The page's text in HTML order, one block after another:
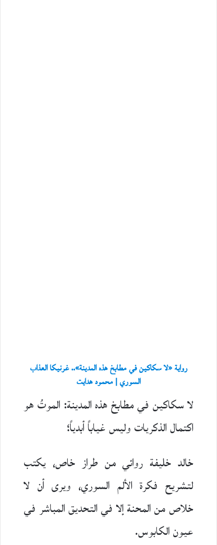
رواية «لا سكاكين في مطابخ هذه المدينة».. غرنيكا العذاب
السوري | محمود هدايت
لا سكاكين في مطابخ هذه المدينة: الموتُ هو
اكتمال الذكريات وليس غياباً أبدياً؛
خالد خليفة روائي من طراز خاص، يكتب
لتشريح فكرة الألم السوري، ويرى أن لا
خلاص من المحنة إلا في التحديق المباشر في
عيون الكابوس.